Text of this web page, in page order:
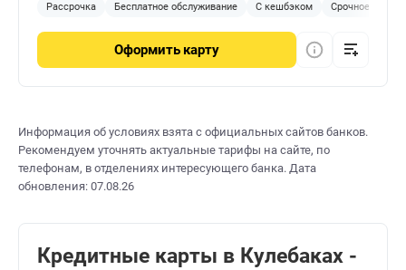
Рассрочка Бесплатное обслуживание С кешбэком Срочное
Оформить карту
Информация об условиях взята с официальных сайтов банков.
Рекомендуем уточнять актуальные тарифы на сайте, по
телефонам, в отделениях интересующего банка. Дата
обновления: 07.08.26
Кредитные карты в Кулебаках -